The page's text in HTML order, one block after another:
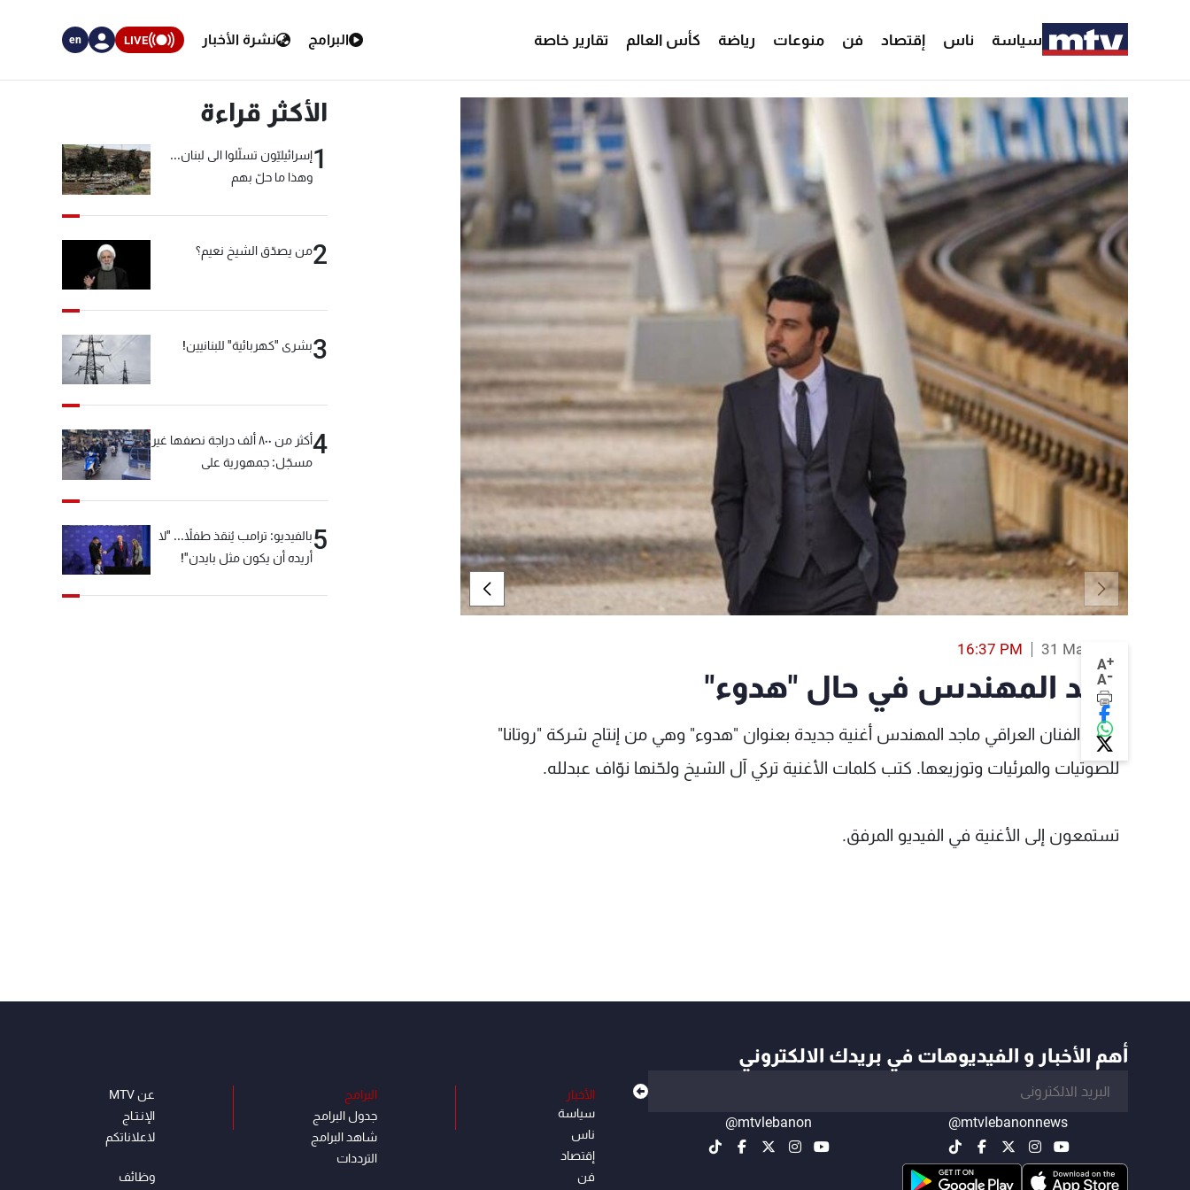
سياسة ناس إقتصاد فن منوعات رياضة كأس العالم تقارير خاصة البرامج نشرة الأخبار LIVE
en
A+
A-
31 Mar 2016
16:37 PM
ماجد المهندس في حال "هدوء"
أصدر الفنان العراقي ماجد المهندس أغنية جديدة بعنوان "هدوء" وهي من إنتاج شركة "روتانا"
للصوتيات والمرئيات وتوزيعها. كتب كلمات الأغنية تركي آل الشيخ ولحّنها نوّاف عبدلله.
تستمعون إلى الأغنية في الفيديو المرفق.
الأكثر قراءة
1إسرائيليّون تسلّلوا الى لبنان...
وهذا ما حلّ بهم
2من يصدّق الشيخ نعيم؟
3بشرى "كهربائية" للبنانيين!
4
أكثر من ٨٠٠ ألف دراجة نصفها غير
مسجّل: جمهورية على
5بالفيديو: ترامب يُنقذ طفلاً... "لا
أريده أن يكون مثل بايدن"!
أهم الأخبار و الفيديوهات في بريدك الالكتروني
@mtvlebanonnews
@mtvlebanon
الأخبار
سياسة
ناس
إقتصاد
فن
البرامج
جدول البرامج
شاهد البرامج
الترددات
عن MTV
الإنـتـاج
لاعلاناتكم
وظائف